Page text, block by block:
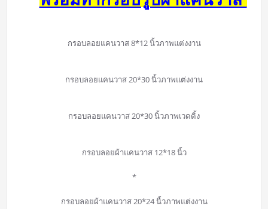
กรอบลอยแคนวาส 8*12 นิ้วภาพแต่งงาน
กรอบลอยแคนวาส 20*30 นิ้วภาพแต่งงาน
กรอบลอยแคนวาส 20*30 นิ้วภาพเวดดิ้ง
กรอบลอยผ้าแคนวาส 12*18 นิ้ว
*
กรอบลอยผ้าแคนวาส 20*24 นื้วภาพแต่งงาน